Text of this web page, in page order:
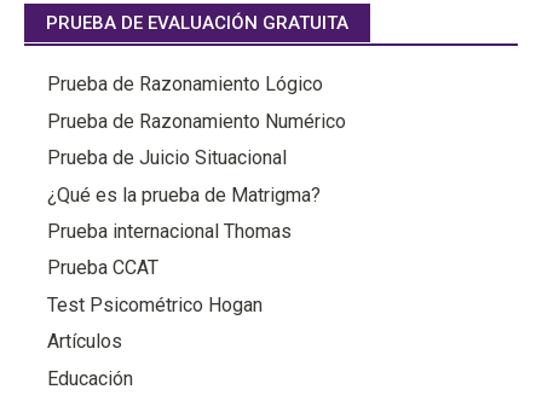
PRUEBA DE EVALUACIÓN GRATUITA
Prueba de Razonamiento Lógico
Prueba de Razonamiento Numérico
Prueba de Juicio Situacional
¿Qué es la prueba de Matrigma?
Prueba internacional Thomas
Prueba CCAT
Test Psicométrico Hogan
Artículos
Educación